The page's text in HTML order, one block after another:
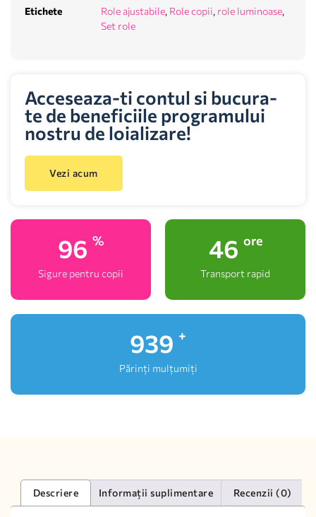
Etichete
Role ajustabile, Role copii, role luminoase,
Set role
Acceseaza-ti contul si bucura-
te de beneficiile programului
nostru de loializare!
Vezi acum
100 %
Sigure pentru copii
48 ore
Transport rapid
1,000
Părinți mulțumiți
Descriere Informații suplimentare Recenzii (0)